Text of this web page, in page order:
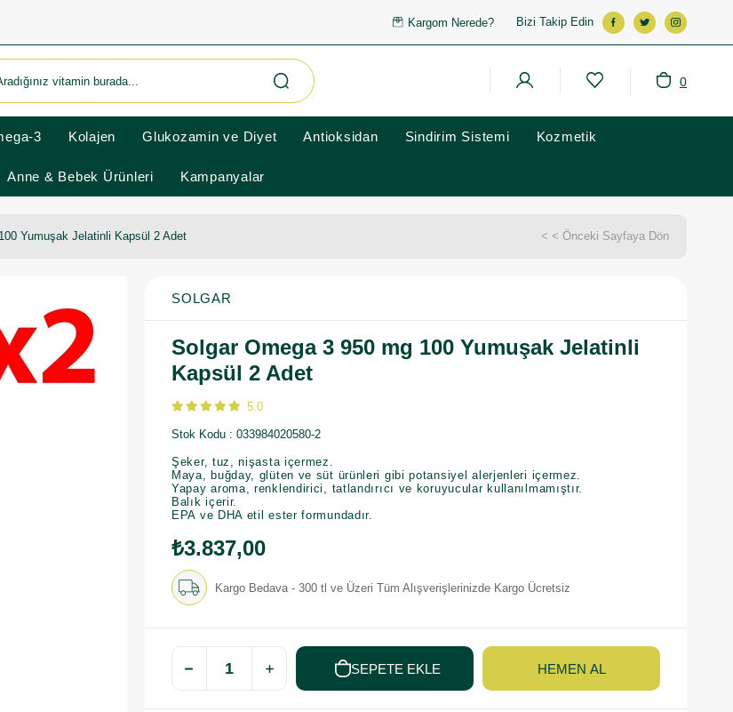
Kargom Nerede? Bizi Takip Edin
0
3 Kolajen Glukozamin ve Diyet Antioksidan Sindirim Sistemi Kozmetik
Anne & Bebek Ürünleri Kampanyalar
Yumuşak Jelatinli Kapsül 2 Adet < < Önceki Sayfaya Dön
SOLGAR
Solgar Omega 3 950 mg 100 Yumuşak Jelatinli
Kapsül 2 Adet
5.0
Stok Kodu 033984020580-2
Şeker, tuz, nişasta içermez.
Maya, buğday, glüten ve süt ürünleri gibi potansiyel alerjenleri içermez.
Yapay aroma, renklendirici, tatlandırıcı ve koruyucular kullanılmamıştır.
Balık içerir.
EPA ve DHA etil ester formundadır.
₺3.837,00
Kargo Bedava - 300 tl ve Üzeri Tüm Alışverişlerinizde Kargo Ücretsiz